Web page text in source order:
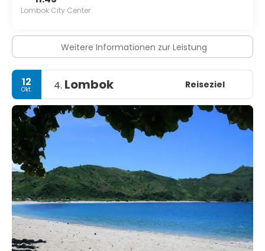
Lombok City Center
Weitere Informationen zur Leistung
12
Okt. 4. Lombok Reiseziel